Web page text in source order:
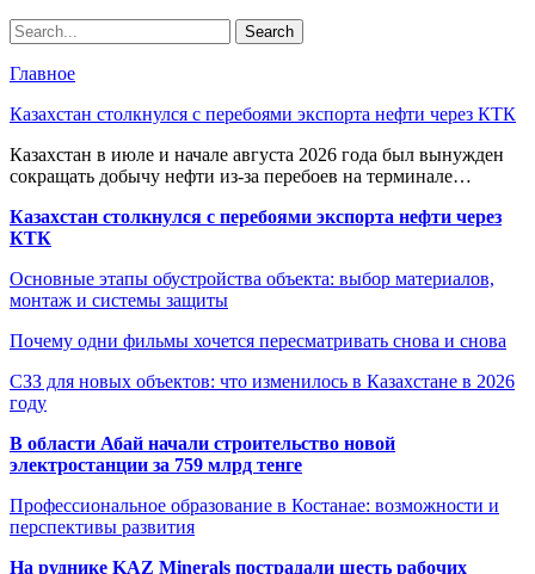
Главное
Казахстан столкнулся с перебоями экспорта нефти через КТК
Казахстан в июле и начале августа 2026 года был вынужден
сокращать добычу нефти из-за перебоев на терминале…
Казахстан столкнулся с перебоями экспорта нефти через
КТК
Основные этапы обустройства объекта: выбор материалов,
монтаж и системы защиты
Почему одни фильмы хочется пересматривать снова и снова
СЗЗ для новых объектов: что изменилось в Казахстане в 2026
году
В области Абай начали строительство новой
электростанции за 759 млрд тенге
Профессиональное образование в Костанае: возможности и
перспективы развития
На руднике KAZ Minerals пострадали шесть рабочих